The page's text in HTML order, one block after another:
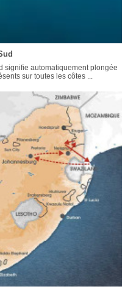
signifie automatiquement plongée
sur toutes les côtes ...